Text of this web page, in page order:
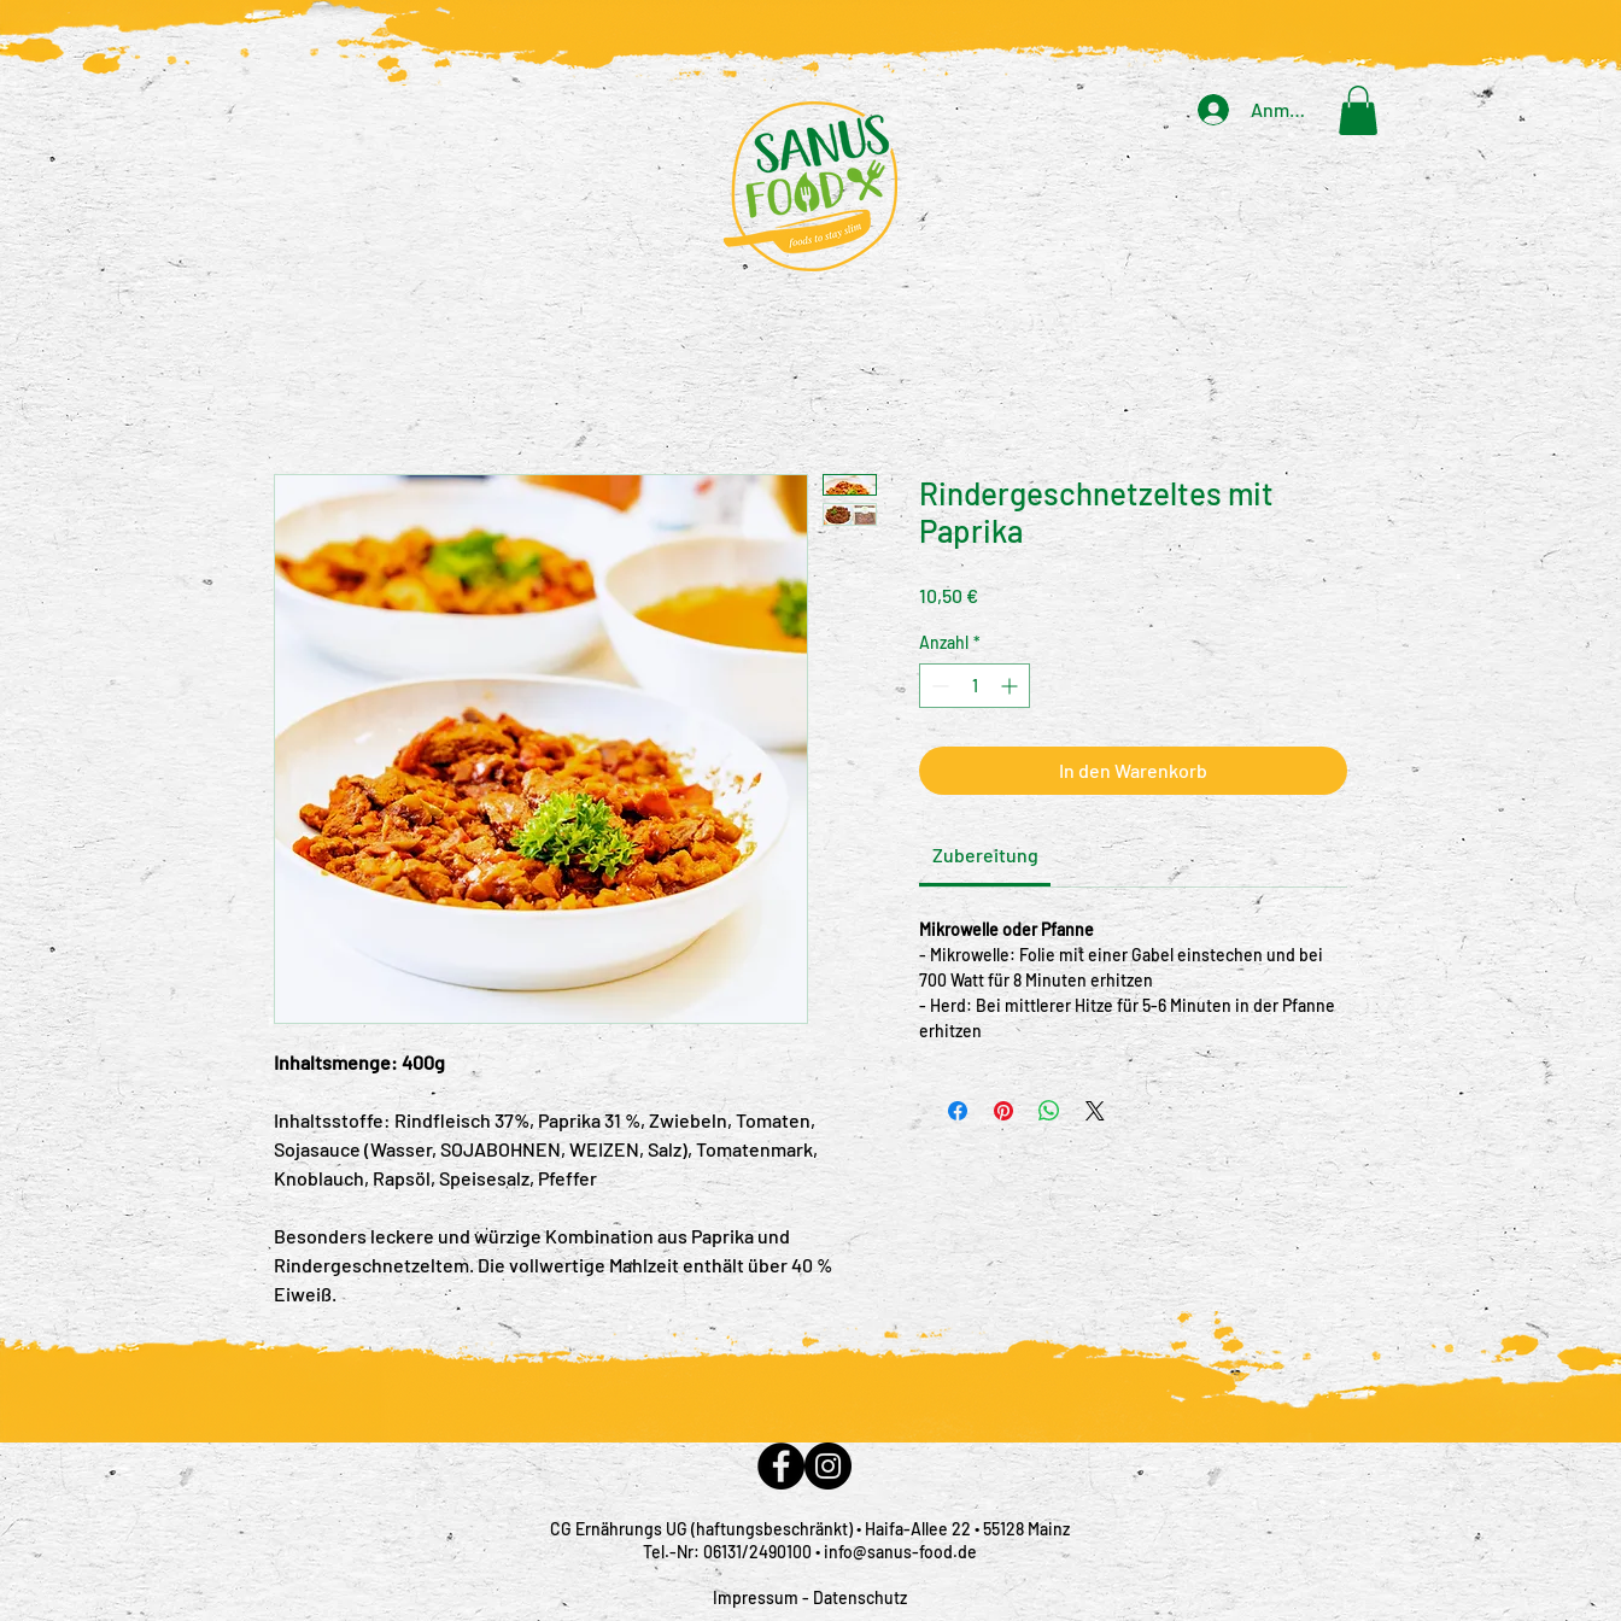
Anmelden
Inhaltsmenge: 400g
Inhaltsstoffe: Rindfleisch 37%, Paprika 31 %, Zwiebeln, Tomaten,
Sojasauce (Wasser, SOJABOHNEN, WEIZEN, Salz), Tomatenmark,
Knoblauch, Rapsöl, Speisesalz, Pfeffer
Besonders leckere und würzige Kombination aus Paprika und
Rindergeschnetzeltem. Die vollwertige Mahlzeit enthält über 40 %
Eiweiß.
Rindergeschnetzeltes mit
Paprika
10,50 €Preis
Anzahl *
In den Warenkorb
Zubereitung
Mikrowelle oder Pfanne
- Mikrowelle: Folie mit einer Gabel einstechen und bei
700 Watt für 8 Minuten erhitzen
- Herd: Bei mittlerer Hitze für 5-6 Minuten in der Pfanne
erhitzen
CG Ernährungs UG (haftungsbeschränkt) ∙ Haifa-Allee 22 ∙ 55128 Mainz
Tel.-Nr: 06131/2490100 ∙ info@sanus-food.de
Impressum - Datenschutz